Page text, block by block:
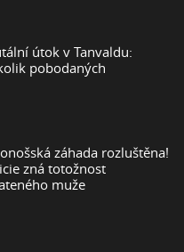
útok v Tanvaldu:
pobodaných
záhada rozluštěna!
zná totožnost
muže